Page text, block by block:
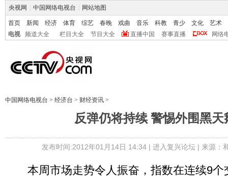
央视网 中国网络电视台 网站地图
首页 新闻 经济 体育 综艺 春晚 戏曲 音乐 科教 青少 文化
艺术
电视
频道大全 栏目大全 节目大全 直播中国 赛事直播 网络
中国网络电视台 > 经济台 > 财经资讯 >
反弹仍将持续 警惕外围黑天
发布时间:2012年01月14日 14:34 | 进入复兴论坛| 来源：
本周市场走势令人振奋，指数在连续9个